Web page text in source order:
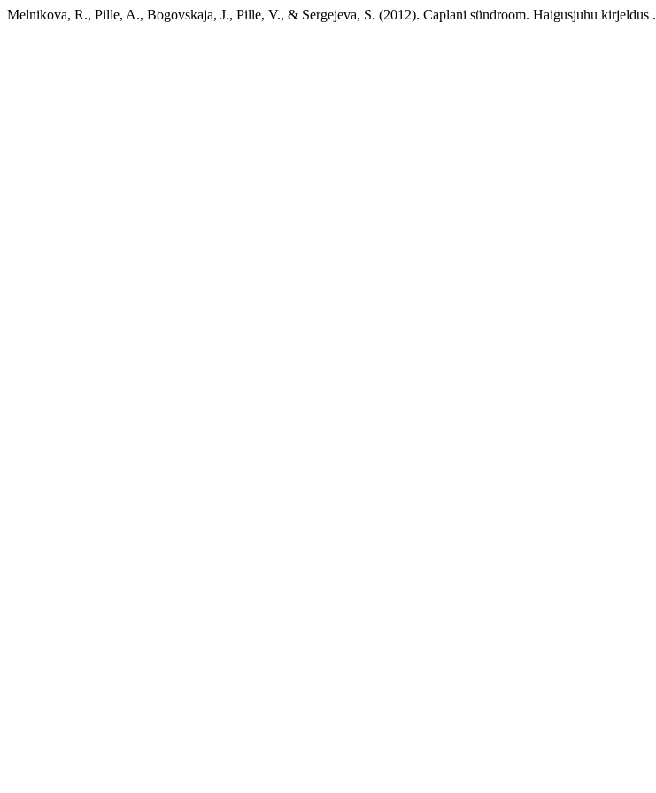
Melnikova, R., Pille, A., Bogovskaja, J., Pille, V., & Sergejeva, S. (2012). Caplani sündroom. Haigusjuhu kirjeldus .